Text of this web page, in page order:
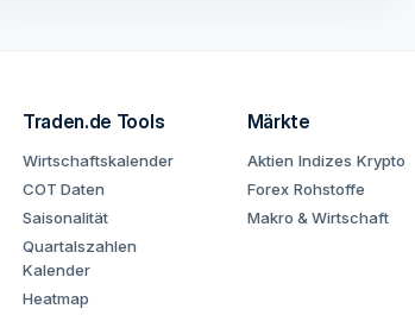
Traden.de Tools
Wirtschaftskalender
COT Daten
Saisonalität
Quartalszahlen
Kalender
Heatmap
Märkte
Aktien Indizes Krypto
Forex Rohstoffe
Makro & Wirtschaft